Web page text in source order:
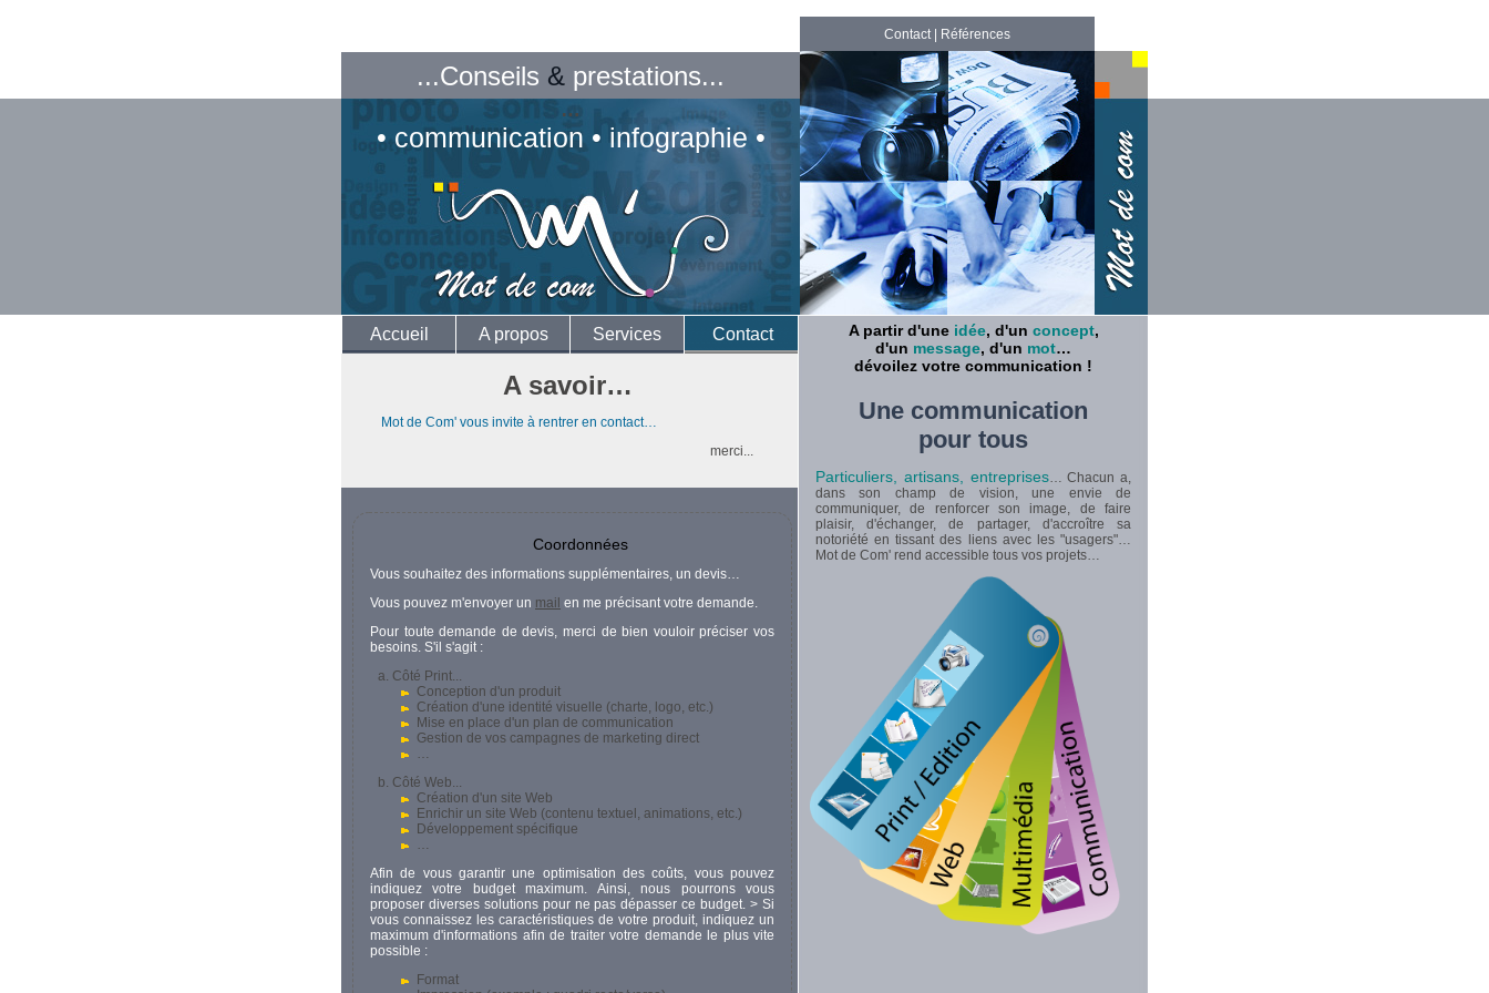
...Conseils & prestations...
Contact| Références
…
• communication • infographie •
Accueil A propos Services Contact
A savoir…
Mot de Com' vous invite à rentrer en contact…
merci...
Coordonnées
Vous souhaitez des informations supplémentaires, un devis…
Vous pouvez m'envoyer un mail en me précisant votre demande.
Pour toute demande de devis, merci de bien vouloir préciser vos
besoins. S'il s'agit :
Côté Print...
Conception d'un produit
Création d'une identité visuelle (charte, logo, etc.)
Mise en place d'un plan de communication
Gestion de vos campagnes de marketing direct
…
Côté Web...
Création d'un site Web
Enrichir un site Web (contenu textuel, animations, etc.)
Développement spécifique
…
Afin de vous garantir une optimisation des coûts, vous pouvez
indiquez votre budget maximum. Ainsi, nous pourrons vous
proposer diverses solutions pour ne pas dépasser ce budget. > Si
vous connaissez les caractéristiques de votre produit, indiquez un
maximum d'informations afin de traiter votre demande le plus vite
possible :
Format
A partir d'une idée, d'un concept,
d'un message, d'un mot…
dévoilez votre communication !
Une communication
pour tous
Particuliers, artisans, entreprises… Chacun a,
dans son champ de vision, une envie de
communiquer, de renforcer son image, de faire
plaisir, d'échanger, de partager, d'accroître sa
notoriété en tissant des liens avec les "usagers"…
Mot de Com' rend accessible tous vos projets…